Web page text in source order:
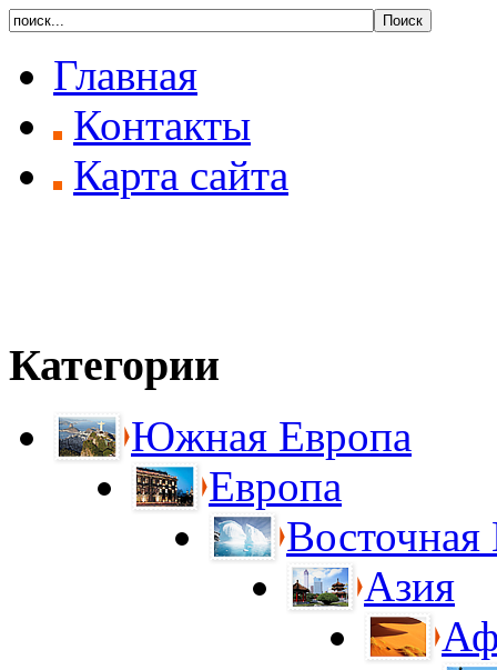
Главная
Контакты
Карта сайта
Категории
Южная Европа
Европа
Восточная
Азия